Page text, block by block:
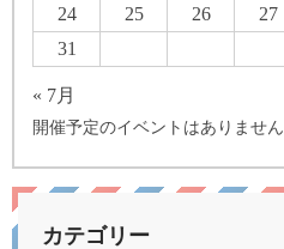
24
25 26 27
31
« 7月
開催予定のイベントはありません
カテゴリー